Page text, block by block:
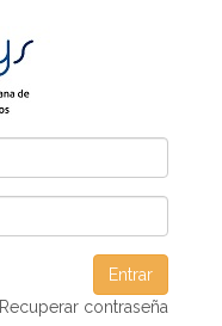
Entrar
Recuperar contraseña